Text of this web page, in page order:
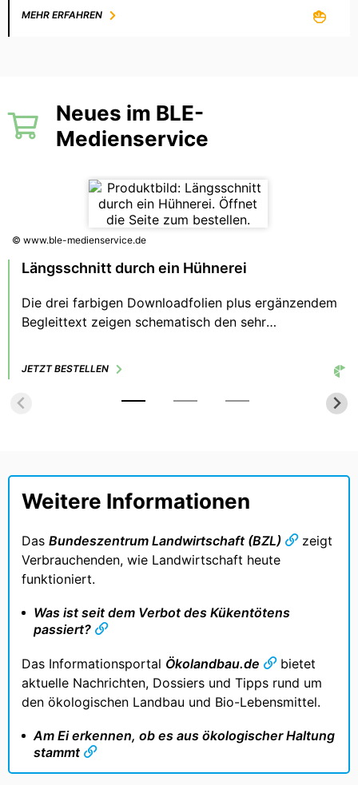
MEHR ERFAHREN
Neues im BLE-
Medienservice
© www.ble-medienservice.de
Längsschnitt durch ein Hühnerei
Die drei farbigen Downloadfolien plus ergänzendem
Begleittext zeigen schematisch den sehr
JETZT BESTELLEN
Weitere Informationen
Das Bundeszentrum Landwirtschaft (BZL)
zeigt
Verbrauchenden, wie Landwirtschaft heute
funktioniert.
Was ist seit dem Verbot des Kükentötens
passiert?
Das Informationsportal Ökolandbau.de
bietet
aktuelle Nachrichten, Dossiers und Tipps rund um
den ökologischen Landbau und Bio-Lebensmittel.
Am Ei erkennen, ob es aus ökologischer Haltung
stammt